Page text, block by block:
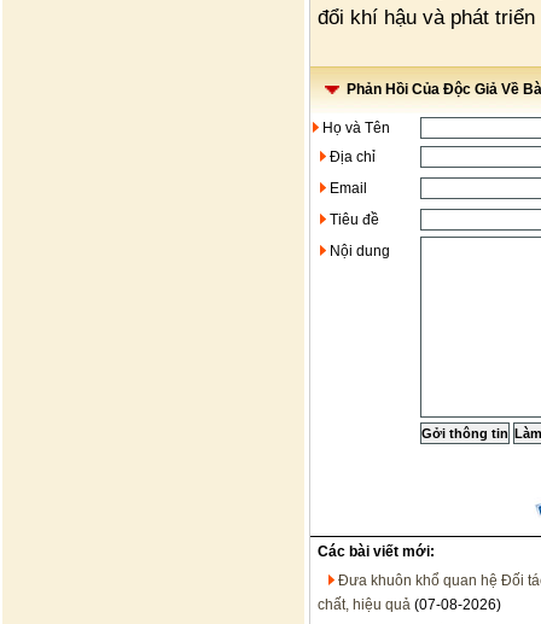
đổi khí hậu và phát
Phản Hồi Của Độc Giả Về
Họ và Tên
Địa chỉ
Email
Tiêu đề
Nội dung
Các bài viết mới:
Đưa khuôn khổ quan hệ Đối
chất, hiệu quả (07-08-2026)